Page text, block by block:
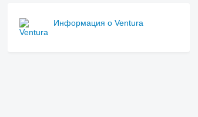
Информация о Ventura